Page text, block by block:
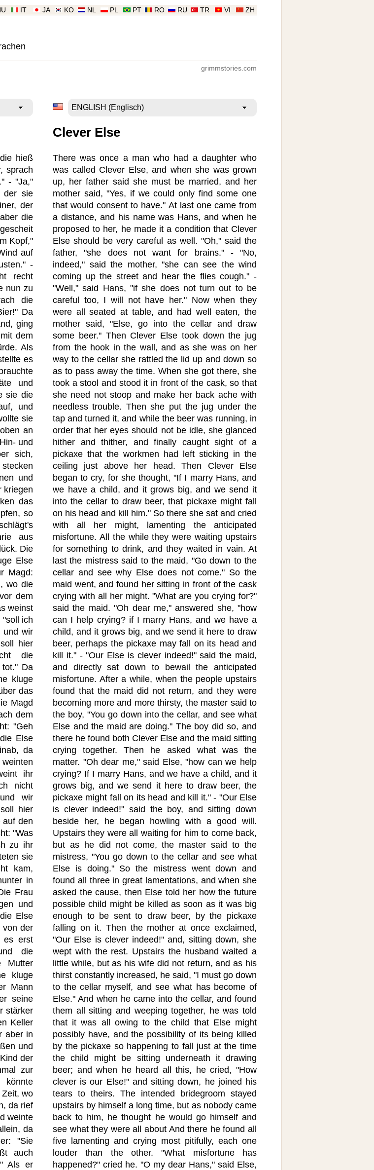
ZH
VI
TR
RU
RO
PT
PL
NL
KO
JA
IT
grimmstories.com
Clever Else
hieß
sprach
- "Ja,"
der sie
der
die
Kopf,"
auf
-
recht
nun zu
die
Da
ging
dem
Als
es
und
sie die
und
sie
an
und
sich,
und
kriegen
das
so
aus
Die
Else
Magd:
wo die
dem
weinst
"soll ich
und wir
hier
die
Da
kluge
das
Magd
dem
"Geh
Else
da
ihr
nicht
wir
hier
auf den
"Was
zu ihr
sie
kam,
in
Frau
und
Else
von der
es erst
die
Mutter
kluge
Mann
seine
stärker
Keller
aber in
und
der
zur
könnte
wo
da rief
weinte
da
"Sie
auch
Als er
There was once a man who had a daughter who
was called Clever Else, and when she was grown
up, her father said she must be married, and her
mother said, "Yes, if we could only find some one
that would consent to have." At last one came from
a distance, and his name was Hans, and when he
proposed to her, he made it a condition that Clever
Else should be very careful as well. "Oh," said the
father, "she does not want for brains." - "No,
indeed," said the mother, "she can see the wind
coming up the street and hear the flies cough." -
"Well," said Hans, "if she does not turn out to be
careful too, I will not have her." Now when they
were all seated at table, and had well eaten, the
mother said, "Else, go into the cellar and draw
some beer." Then Clever Else took down the jug
from the hook in the wall, and as she was on her
way to the cellar she rattled the lid up and down so
as to pass away the time. When she got there, she
took a stool and stood it in front of the cask, so that
she need not stoop and make her back ache with
needless trouble. Then she put the jug under the
tap and turned it, and while the beer was running, in
order that her eyes should not be idle, she glanced
hither and thither, and finally caught sight of a
pickaxe that the workmen had left sticking in the
ceiling just above her head. Then Clever Else
began to cry, for she thought, "If I marry Hans, and
we have a child, and it grows big, and we send it
into the cellar to draw beer, that pickaxe might fall
on his head and kill him." So there she sat and cried
with all her might, lamenting the anticipated
misfortune. All the while they were waiting upstairs
for something to drink, and they waited in vain. At
last the mistress said to the maid, "Go down to the
cellar and see why Else does not come." So the
maid went, and found her sitting in front of the cask
crying with all her might. "What are you crying for?"
said the maid. "Oh dear me," answered she, "how
can I help crying? if I marry Hans, and we have a
child, and it grows big, and we send it here to draw
beer, perhaps the pickaxe may fall on its head and
kill it." - "Our Else is clever indeed!" said the maid,
and directly sat down to bewail the anticipated
misfortune. After a while, when the people upstairs
found that the maid did not return, and they were
becoming more and more thirsty, the master said to
the boy, "You go down into the cellar, and see what
Else and the maid are doing." The boy did so, and
there he found both Clever Else and the maid sitting
crying together. Then he asked what was the
matter. "Oh dear me," said Else, "how can we help
crying? If I marry Hans, and we have a child, and it
grows big, and we send it here to draw beer, the
pickaxe might fall on its head and kill it." - "Our Else
is clever indeed!" said the boy, and sitting down
beside her, he began howling with a good will.
Upstairs they were all waiting for him to come back,
but as he did not come, the master said to the
mistress, "You go down to the cellar and see what
Else is doing." So the mistress went down and
found all three in great lamentations, and when she
asked the cause, then Else told her how the future
possible child might be killed as soon as it was big
enough to be sent to draw beer, by the pickaxe
falling on it. Then the mother at once exclaimed,
"Our Else is clever indeed!" and, sitting down, she
wept with the rest. Upstairs the husband waited a
little while, but as his wife did not return, and as his
thirst constantly increased, he said, "I must go down
to the cellar myself, and see what has become of
Else." And when he came into the cellar, and found
them all sitting and weeping together, he was told
that it was all owing to the child that Else might
possibly have, and the possibility of its being killed
by the pickaxe so happening to fall just at the time
the child might be sitting underneath it drawing
beer; and when he heard all this, he cried, "How
clever is our Else!" and sitting down, he joined his
tears to theirs. The intended bridegroom stayed
upstairs by himself a long time, but as nobody came
back to him, he thought he would go himself and
see what they were all about And there he found all
five lamenting and crying most pitifully, each one
louder than the other. "What misfortune has
happened?" cried he. "O my dear Hans," said Else,